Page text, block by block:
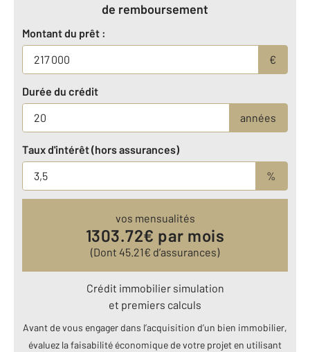
de remboursement
Montant du prêt :
€
Durée du crédit
années
Taux d'intérêt (hors assurances)
%
vos mensualités
1303.72€ par mois
(Dont 45.21€ d’assurances)
Crédit immobilier simulation
et premiers calculs
Avant de vous engager dans l’acquisition d’un bien immobilier,
évaluez la faisabilité économique de votre projet en utilisant